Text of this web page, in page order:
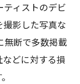
ティストのデビ
影した写真な
無断で多数掲載
どに対する損